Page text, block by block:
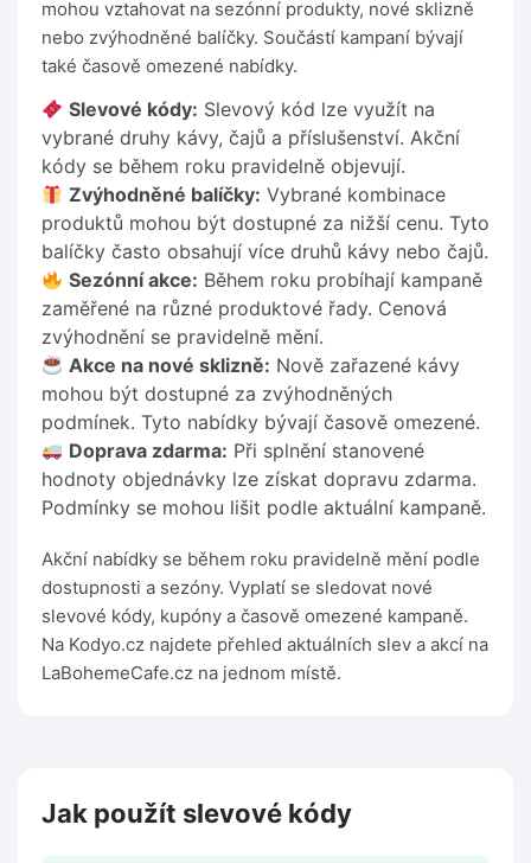
mohou vztahovat na sezónní produkty, nové sklizně
nebo zvýhodněné balíčky. Součástí kampaní bývají
také časově omezené nabídky.
Slevové kódy: Slevový kód lze využít na
vybrané druhy kávy, čajů a příslušenství. Akční
kódy se během roku pravidelně objevují.
Zvýhodněné balíčky: Vybrané kombinace
produktů mohou být dostupné za nižší cenu. Tyto
balíčky často obsahují více druhů kávy nebo čajů.
Sezónní akce: Během roku probíhají kampaně
zaměřené na různé produktové řady. Cenová
zvýhodnění se pravidelně mění.
Akce na nové sklizně: Nově zařazené kávy
mohou být dostupné za zvýhodněných
podmínek. Tyto nabídky bývají časově omezené.
Doprava zdarma: Při splnění stanovené
hodnoty objednávky lze získat dopravu zdarma.
Podmínky se mohou lišit podle aktuální kampaně.
Akční nabídky se během roku pravidelně mění podle
dostupnosti a sezóny. Vyplatí se sledovat nové
slevové kódy, kupóny a časově omezené kampaně.
Na Kodyo.cz najdete přehled aktuálních slev a akcí na
LaBohemeCafe.cz na jednom místě.
Jak použít slevové kódy